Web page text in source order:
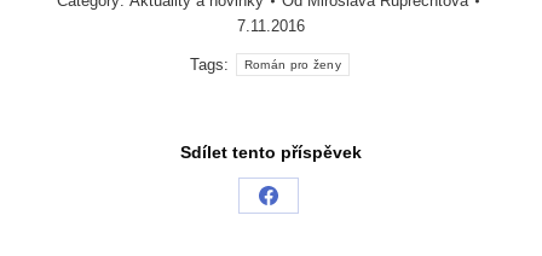
7.11.2016
Tags: Román pro ženy
Sdílet tento příspěvek
Share